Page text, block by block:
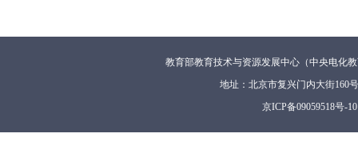
教育部教育技术与资源发展中心（中央电化
地址：北京市复兴门内大街160号
京ICP备09059518号-10